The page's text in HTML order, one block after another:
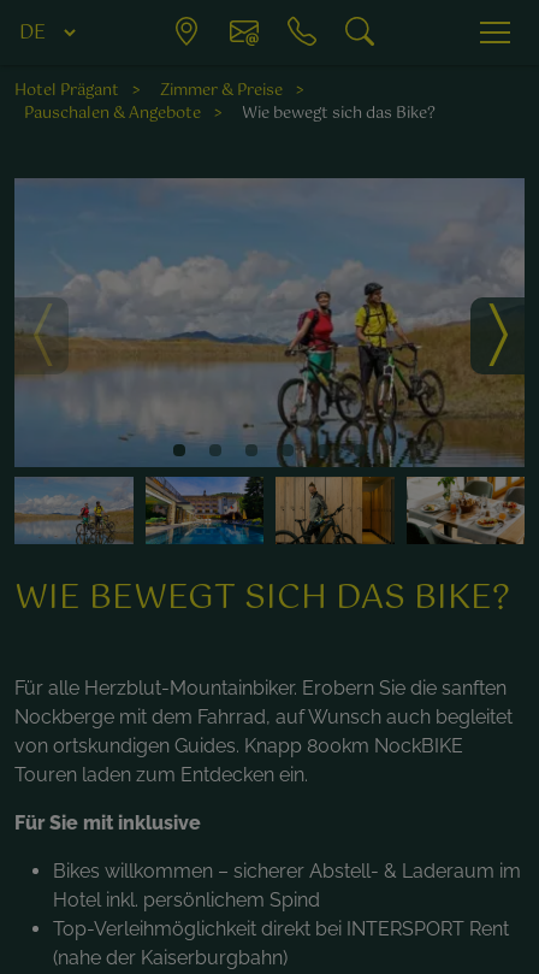
Hotel Prägant
Zimmer & Preise
Pauschalen & Angebote
Wie bewegt sich das Bike?
WIE BEWEGT SICH DAS BIKE?
Für alle Herzblut-Mountainbiker. Erobern Sie die sanften
Nockberge mit dem Fahrrad, auf Wunsch auch begleitet
von ortskundigen Guides. Knapp 800km NockBIKE
Touren laden zum Entdecken ein.
Für Sie mit inklusive
Bikes willkommen – sicherer Abstell- & Laderaum im
Hotel inkl. persönlichem Spind
Top-Verleihmöglichkeit direkt bei INTERSPORT Rent
(nahe der Kaiserburgbahn)